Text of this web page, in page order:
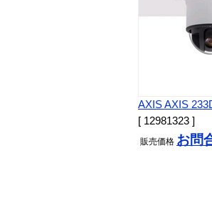
AXIS AXIS
[ 12981323 ]
販売価格 お問